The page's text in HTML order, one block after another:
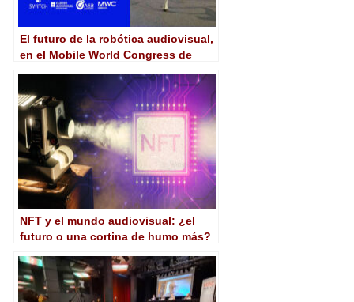
El futuro de la robótica audiovisual,
en el Mobile World Congress de
NFT y el mundo audiovisual: ¿el
futuro o una cortina de humo más?